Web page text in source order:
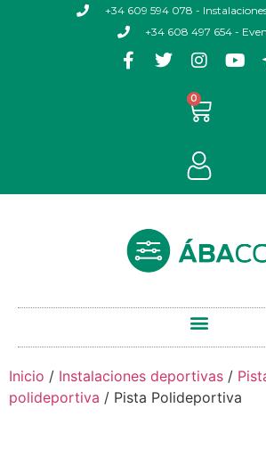
+34 609 594 078 -
+34 608 497 654 -
0
Inicio / Instalaciones deportivas /
polideportiva / Pista Polideportiva